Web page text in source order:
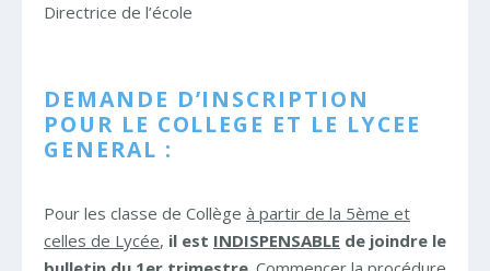
Directrice de l’école
DEMANDE D’INSCRIPTION
POUR LE COLLEGE ET LE LYCEE
GENERAL :
Pour les classe de Collège à partir de la 5ème et
celles de Lycée, il est INDISPENSABLE de joindre le